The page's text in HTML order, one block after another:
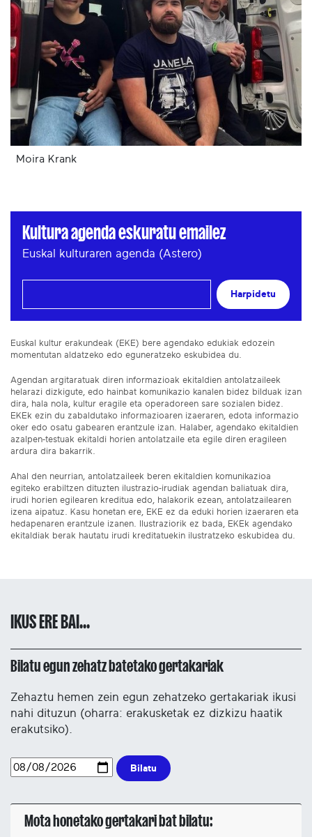
Moira Krank
Kultura agenda eskuratu emailez
Euskal kulturaren agenda (Astero)
Harpidetu
Euskal kultur erakundeak (EKE) bere agendako edukiak edozein
momentutan aldatzeko edo eguneratzeko eskubidea du.
Agendan argitaratuak diren informazioak ekitaldien antolatzaileek
helarazi dizkigute, edo hainbat komunikazio kanalen bidez bilduak izan
dira, hala nola, kultur eragile eta operadoreen sare sozialen bidez.
EKEk ezin du zabaldutako informazioaren izaeraren, edota informazio
oker edo osatu gabearen erantzule izan. Halaber, agendako ekitaldien
azalpen-testuak ekitaldi horien antolatzaile eta egile diren eragileen
ardura dira bakarrik.
Ahal den neurrian, antolatzaileek beren ekitaldien komunikazioa
egiteko erabiltzen dituzten ilustrazio-irudiak agendan baliatuak dira,
irudi horien egilearen kreditua edo, halakorik ezean, antolatzailearen
izena aipatuz. Kasu honetan ere, EKE ez da eduki horien izaeraren eta
hedapenaren erantzule izanen. Ilustraziorik ez bada, EKEk agendako
ekitaldiak berak hautatu irudi kreditatuekin ilustratzeko eskubidea du.
IKUS ERE BAI...
Bilatu egun zehatz batetako gertakariak
Zehaztu hemen zein egun zehatzeko gertakariak ikusi
nahi dituzun (oharra: erakusketak ez dizkizu haatik
erakutsiko).
Bilatu
Mota honetako gertakari bat bilatu: